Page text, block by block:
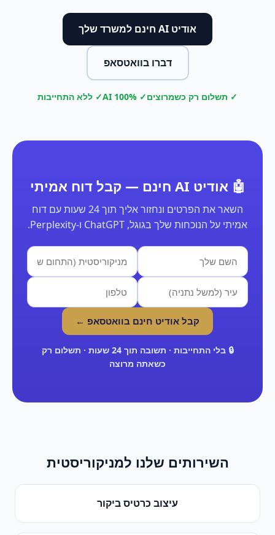
אודיט AI חינם למשרד שלך
דברו בוואטסאפ
✓ תשלום רק כשמרוצים✓ 100% AI ✓ ללא התחייבות
🤖 אודיט AI חינם — קבל דוח אמיתי
השאר את הפרטים ונחזור אליך תוך 24 שעות עם דוח
אמיתי על הנוכחות שלך בגוגל, ChatGPT ו-Perplexity.
קבל אודיט חינם בוואטסאפ ←
🔒 בלי התחייבות · תשובה תוך 24 שעות · תשלום רק
כשאתה מרוצה
השירותים שלנו למניקוריסטית
עיצוב כרטיס ביקור